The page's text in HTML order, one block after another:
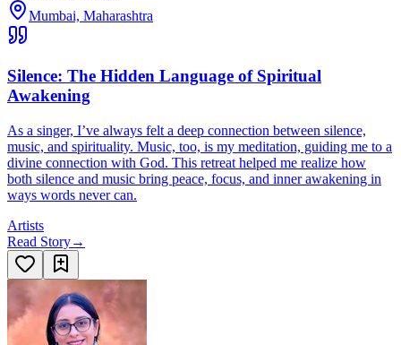
Mumbai, Maharashtra
Silence: The Hidden Language of Spiritual
Awakening
As a singer, I’ve always felt a deep connection between silence,
music, and spirituality. Music, too, is my meditation, guiding me to a
divine connection with God. This retreat helped me realize how
both silence and music bring peace, focus, and inner awakening in
ways words never can.
Artists
Read Story→